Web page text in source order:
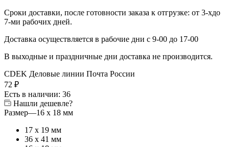
Сроки доставки, после готовности заказа к отгрузке: от 3-хдо
7-ми рабочих дней.
Доставка осуществляется в рабочие дни с 9-00 до 17-00
В выходные и праздничные дни доставка не производится.
CDEK Деловые линии Почта России
72 ₽
Есть в наличии: 36
Нашли дешевле?
Размер—16 х 18 мм
17 х 19 мм
36 х 41 мм